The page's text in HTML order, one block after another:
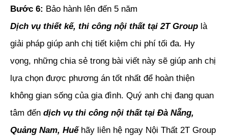
Bước 6: Bảo hành lên đến 5 năm
Dịch vụ thiết kế, thi công nội thất tại 2T Group là
giải pháp giúp anh chị tiết kiệm chi phí tối đa. Hy
vọng, những chia sẻ trong bài viết này sẽ giúp anh chị
lựa chọn được phương án tốt nhất để hoàn thiện
không gian sống của gia đình. Quý anh chị đang quan
tâm đến dịch vụ thi công nội thất tại Đà Nẵng,
Quảng Nam, Huếhãy liên hệ ngay Nội Thất 2T Group